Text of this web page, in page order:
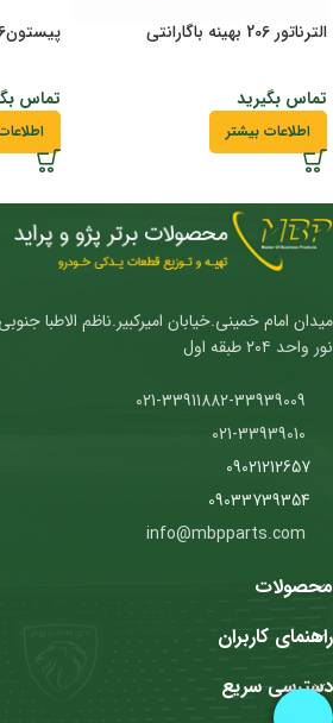
الترناتور 206 بهینه باگارانتی
تماس بگیرید
اطلاعات بیشتر
پیستون206 تیپ 5 با گژنپین
تماس
میدان امام خمینی.خیابان امیرکبیر.ناظم الاطبا
نور واحد ۲۰۴ طبقه اول
09021212657
09033739354
محصولات
راهنمای کاربران
دسترسی سریع